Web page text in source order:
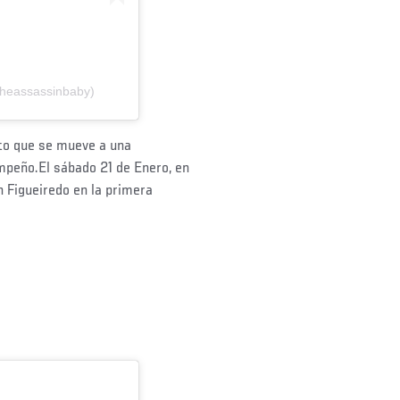
que se mueve a una
sábado 21 de Enero, en
en la primera